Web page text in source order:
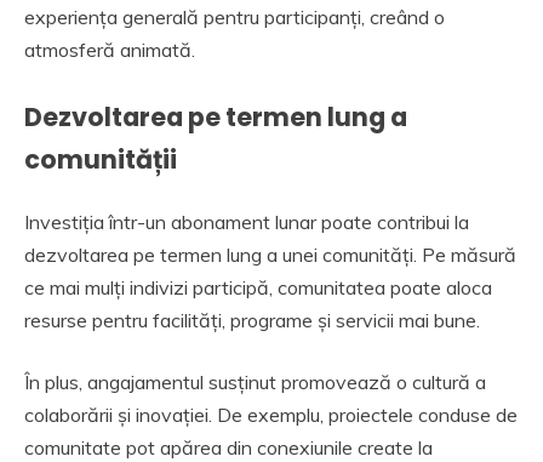
experiența generală pentru participanți, creând o
atmosferă animată.
Dezvoltarea pe termen lung a
comunității
Investiția într-un abonament lunar poate contribui la
dezvoltarea pe termen lung a unei comunități. Pe măsură
ce mai mulți indivizi participă, comunitatea poate aloca
resurse pentru facilități, programe și servicii mai bune.
În plus, angajamentul susținut promovează o cultură a
colaborării și inovației. De exemplu, proiectele conduse de
comunitate pot apărea din conexiunile create la